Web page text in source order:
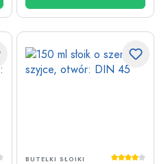
ocena 4 z 5 gwiazdek Średnia
BUTELKI SŁOIKI